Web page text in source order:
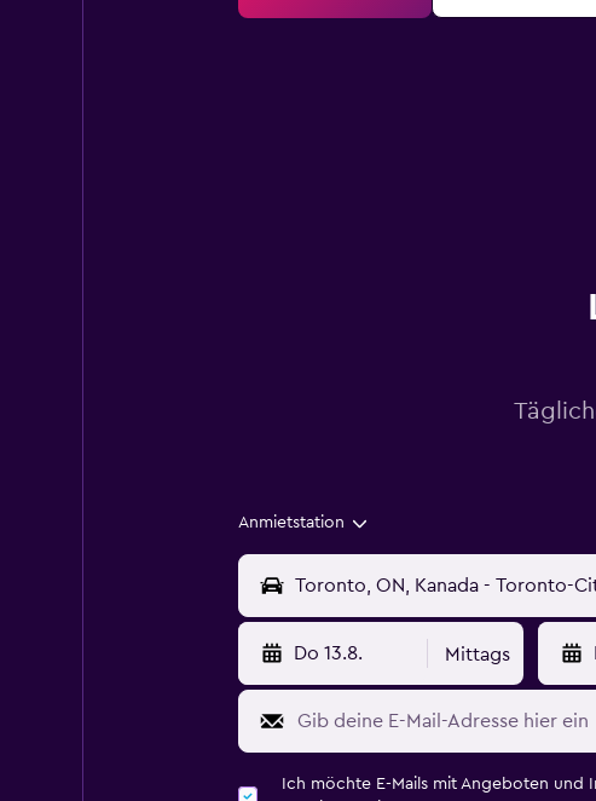
Anmietstation
Do 13.8. Mittags
Ich möchte E-Mails mit Angeboten